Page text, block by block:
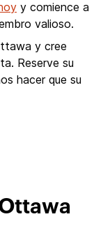
y comience a
valioso.
y cree
Reserve su
hacer que su